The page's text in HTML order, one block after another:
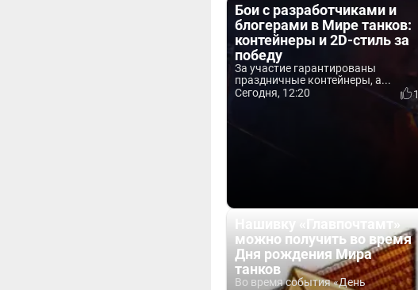
Бои с разработчиками и
блогерами в Мире танков:
контейнеры и 2D-стиль за
победу
За участие гарантированы
праздничные контейнеры, а...
Сегодня, 12:20
1
Нашивку «Главпочтамт»
можно получить во время
Дня рождения Мира
танков
Во время события «День